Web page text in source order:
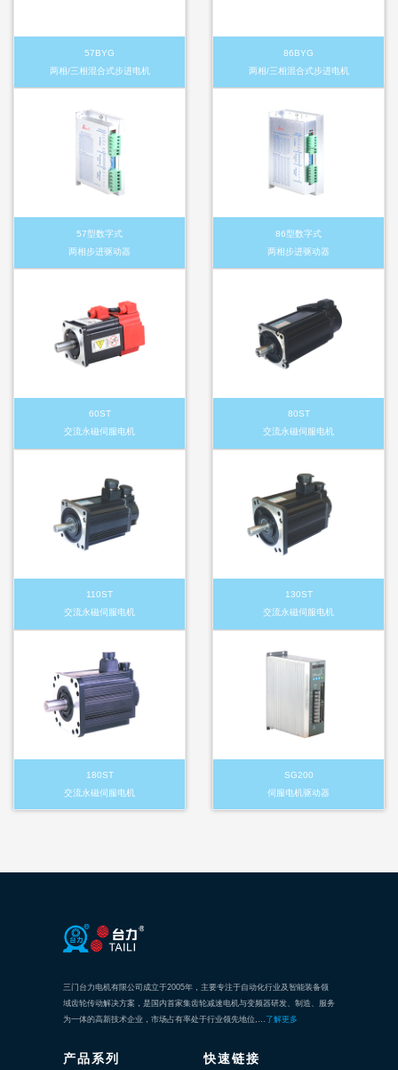
57BYG
两相/三相混合式步进电机
86BYG
两相/三相混合式步进电机
57型数字式
两相步进驱动器
86型数字式
两相步进驱动器
60ST
交流永磁伺服电机
80ST
交流永磁伺服电机
110ST
交流永磁伺服电机
130ST
交流永磁伺服电机
180ST
交流永磁伺服电机
SG200
伺服电机驱动器
三门台力电机有限公司成立于2005年，主要专注于自动化行业及智能装备领
域齿轮传动解决方案，是国内首家集齿轮减速电机与变频器研发、制造、服务
为一体的高新技术企业，市场占有率处于行业领先地位,… 了解更多
产品系列 快速链接